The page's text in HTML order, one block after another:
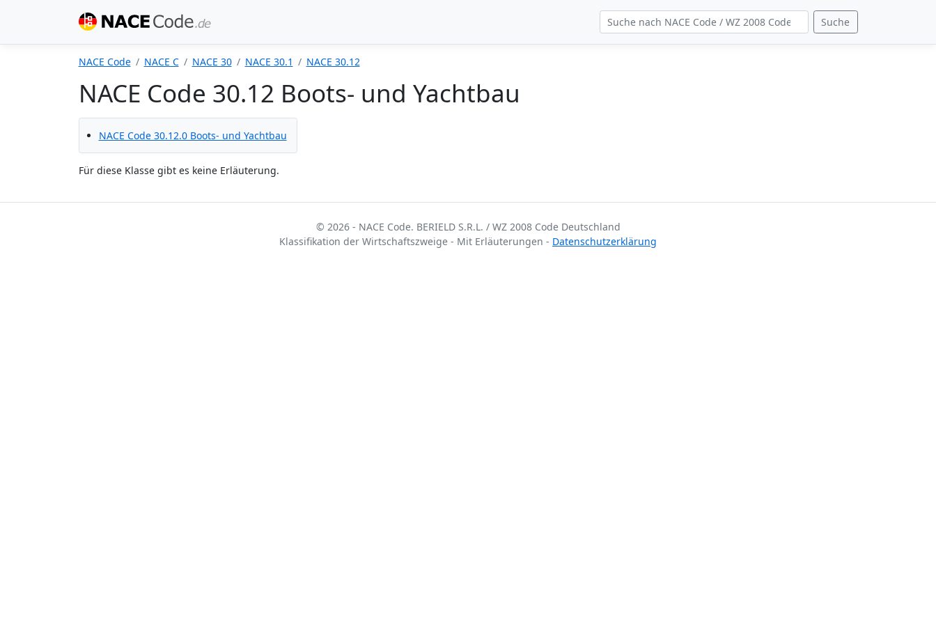
Suche
NACE Code NACE C NACE 30 NACE 30.1 NACE 30.12
NACE Code 30.12 Boots- und Yachtbau
NACE Code 30.12.0 Boots- und Yachtbau
Für diese Klasse gibt es keine Erläuterung.
© 2026 - NACE Code. BERIELD S.R.L. / WZ 2008 Code Deutschland
Klassifikation der Wirtschaftszweige - Mit Erläuterungen - Datenschutzerklärung